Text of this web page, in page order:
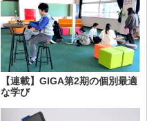
【連載】GIGA第2期の個別最適
な学び